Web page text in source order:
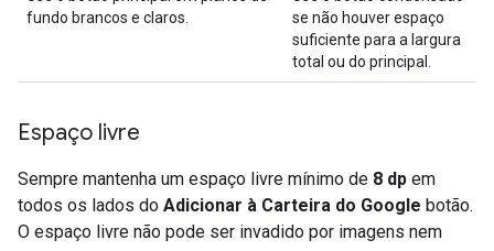
fundo brancos e claros.
se não houver espaço
suficiente para a largura
total ou do principal.
Espaço livre
Sempre mantenha um espaço livre mínimo de 8 dp em
todos os lados do Adicionar à Carteira do Google botão.
O espaço livre não pode ser invadido por imagens nem